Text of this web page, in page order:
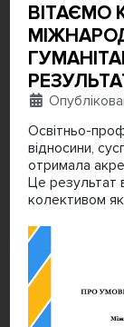
ВІТАЄМО
Деталі
Освітньо-
відносини,
отримала
Це результат
колективом